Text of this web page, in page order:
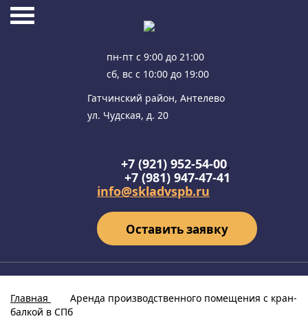
пн-пт с 9:00 до 21:00
сб, вс с 10:00 до 19:00
Гатчинский район, Антелево
ул. Чудская, д. 20
+7 (921) 952-54-00,
+7 (981) 947-47-41
info@skladvspb.ru
Оставить заявку
Главная
Аренда производственного помещения с кран-
балкой в СПб